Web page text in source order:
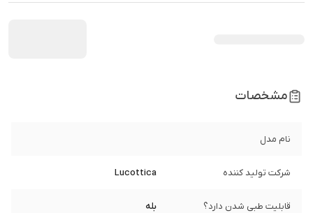
مشخصات
نام مدل
شرکت تولید کننده Lucottica
قابلیت طبی شدن دارد؟ بله